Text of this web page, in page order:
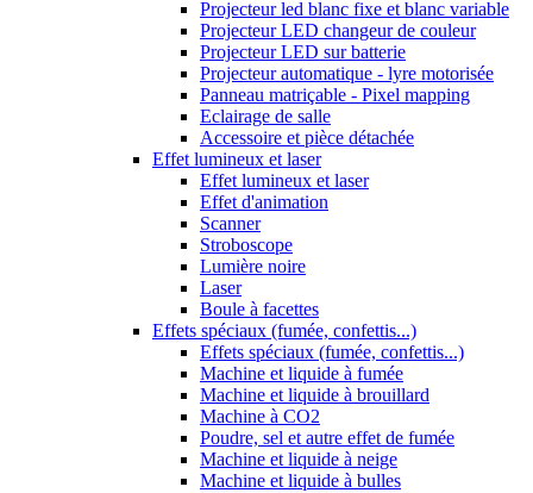
Projecteur led blanc fixe et blanc variable
Projecteur LED changeur de couleur
Projecteur LED sur batterie
Projecteur automatique - lyre motorisée
Panneau matriçable - Pixel mapping
Eclairage de salle
Accessoire et pièce détachée
Effet lumineux et laser
Effet lumineux et laser
Effet d'animation
Scanner
Stroboscope
Lumière noire
Laser
Boule à facettes
Effets spéciaux (fumée, confettis...)
Effets spéciaux (fumée, confettis...)
Machine et liquide à fumée
Machine et liquide à brouillard
Machine à CO2
Poudre, sel et autre effet de fumée
Machine et liquide à neige
Machine et liquide à bulles